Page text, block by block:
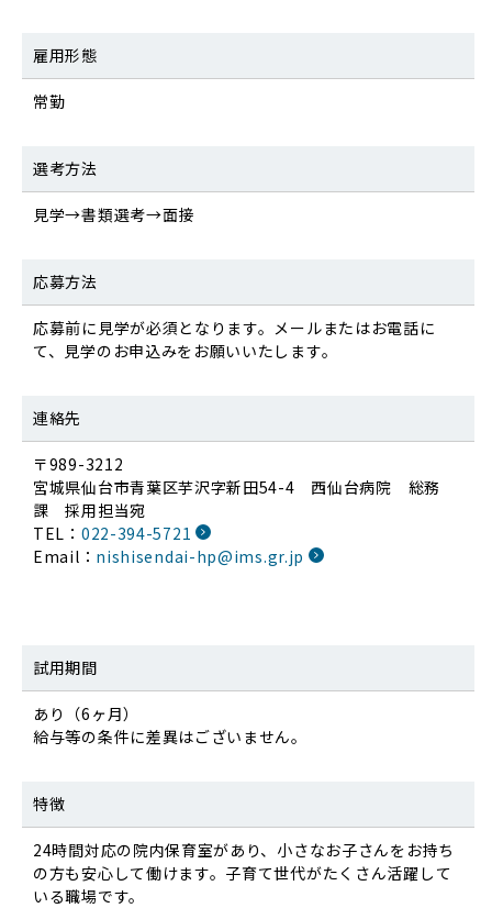
雇用形態
常勤
選考方法
見学→書類選考→面接
応募方法
応募前に見学が必須となります。メールまたはお電話に
て、見学のお申込みをお願いいたします。
連絡先
〒989-3212
宮城県仙台市青葉区芋沢字新田54-4 西仙台病院 総務
課 採用担当宛
TEL： 022-394-5721
Email： nishisendai-hp@ims.gr.jp
試用期間
あり（6ヶ月）
給与等の条件に差異はございません。
特徴
24時間対応の院内保育室があり、小さなお子さんをお持ち
の方も安心して働けます。子育て世代がたくさん活躍して
いる職場です。